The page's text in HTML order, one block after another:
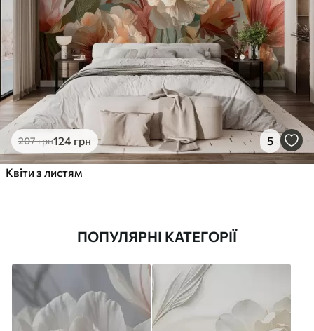
207грн124 грн 5
Квіти з листям
ПОПУЛЯРНІ КАТЕГОРІЇ